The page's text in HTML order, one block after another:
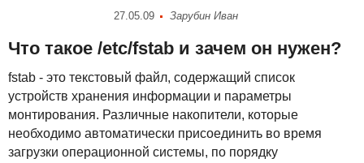
27.05.09 Зарубин Иван
Что такое /etc/fstab и зачем он нужен?
fstab - это текстовый файл, содержащий список
устройств хранения информации и параметры
монтирования. Различные накопители, которые
необходимо автоматически присоединить во время
загрузки операционной системы, по порядку